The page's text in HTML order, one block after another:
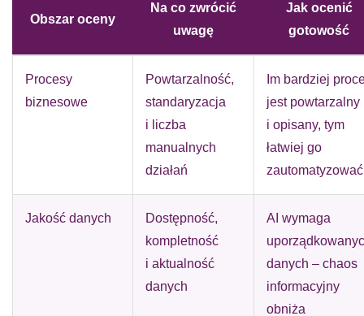
Obszar oceny
Na co zwrócić
uwagę
Jak ocenić
gotowość
Procesy
biznesowe
Powtarzalność,
standaryzacja
i liczba
manualnych
działań
Im bardziej
jest powtarzalny
i opisany, tym
łatwiej go
zautomatyzować
Jakość danych
Dostępność,
kompletność
i aktualność
danych
AI wymaga
danych – chaos
informacyjny
obniża